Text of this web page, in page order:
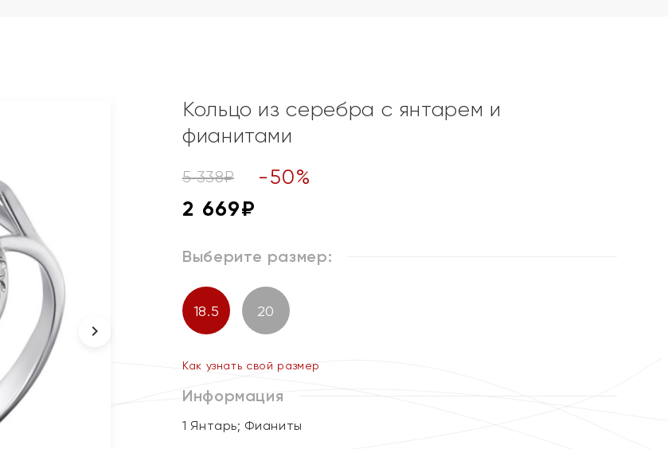
Кольцо из серебра с янтарем и
фианитами
5 338₽ -50%
2 669₽
Выберите размер:
18.5 20
Как узнать свой размер
Информация
1 Янтарь; Фианиты